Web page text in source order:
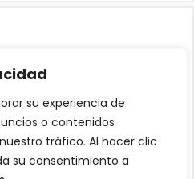
su experiencia de
o contenidos
tráfico. Al hacer clic
su consentimiento a